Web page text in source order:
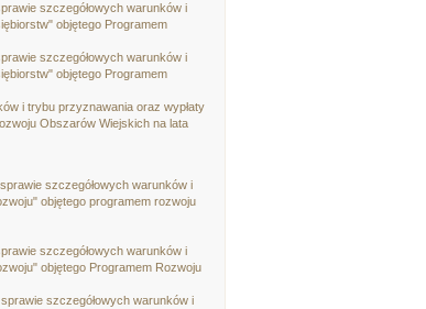
szczegółowych warunków i
objętego Programem
szczegółowych warunków i
objętego Programem
i trybu przyznawania oraz wypłaty
Obszarów Wiejskich na lata
szczegółowych warunków i
objętego programem rozwoju
szczegółowych warunków i
objętego Programem Rozwoju
szczegółowych warunków i